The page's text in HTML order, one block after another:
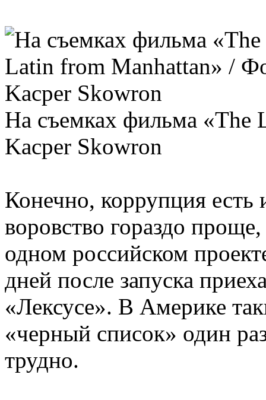
На съемках фильма «The
Kacper Skowron
Конечно, коррупция
воровство гораздо
одном российском
дней после запуска
«Лексусе». В Америке
«черный список» один
трудно.